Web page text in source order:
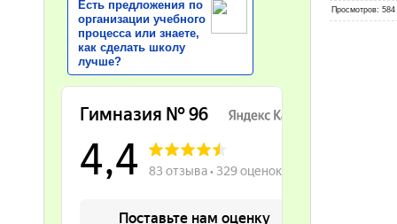
Есть предложения по
организации учебного
процесса или знаете,
как сделать школу
лучше?
Просмотров: